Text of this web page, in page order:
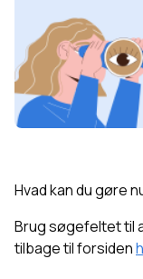
Hvad kan du gøre
Brug søgefeltet til
tilbage til forsiden